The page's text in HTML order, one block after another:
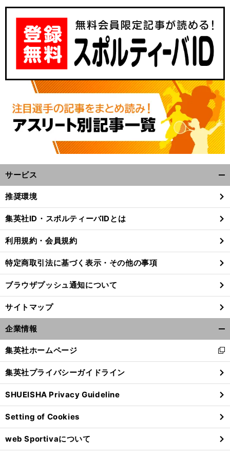
青
や
」
サービス
閉
る
推奨環境
集英社ID・スポルティーバIDとは
利用規約・会員規約
特定商取引法に基づく表示・その他の事項
ブラウザプッシュ通知について
サイトマップ
企業情報
閉
る
集英社ホームページ
新
し
い
ウ
ィ
ン
ド
ウ
で
開
集英社プライバシーガイドライン
SHUEISHA Privacy Guideline
Setting of Cookies
web Sportivaについて